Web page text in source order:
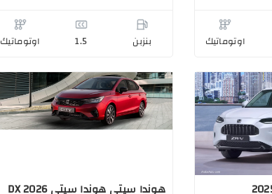
اوتوماتيك بنزبن 1.5 اوتوماتيك
هوندا سيتي هوندا سيتي DX 2026